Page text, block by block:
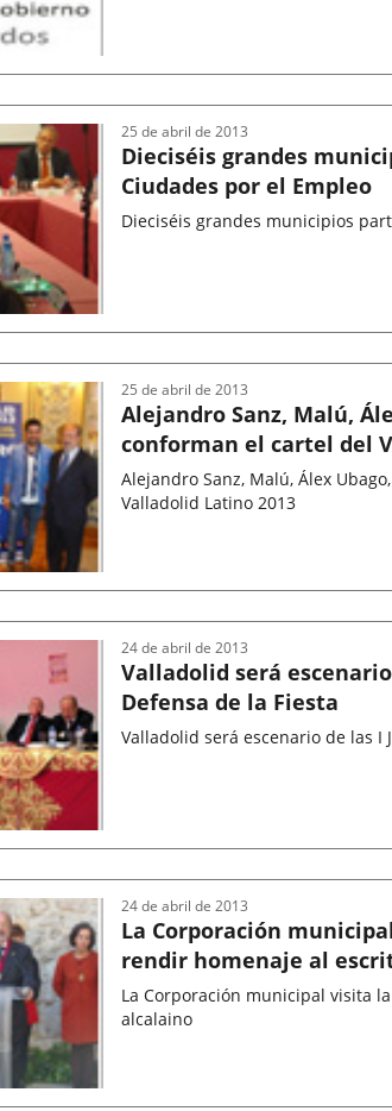
Dieciséis grandes
Ciudades por el Empleo
25 de abril de 2013
Alejandro Sanz, Malú,
conforman el cartel del
Alejandro Sanz, Malú, Álex
Valladolid Latino 2013
25 de abril de 2013
Valladolid será
Defensa de la Fiesta
Valladolid será escenario de las I
24 de abril de 2013
La Corporación
rendir homenaje al
La Corporación municipal visita
alcalaino
24 de abril de 2013